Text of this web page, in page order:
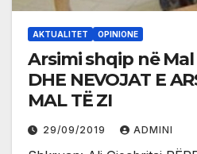
AKTUALITET OPINIONE
Arsimi shqip në Mal
DHE NEVOJAT E
MAL TË ZI
29/09/2019 ADMINI